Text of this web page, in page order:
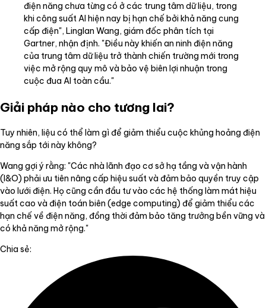
điện năng chưa từng có ở các trung tâm dữ liệu, trong
khi công suất AI hiện nay bị hạn chế bởi khả năng cung
cấp điện", Linglan Wang, giám đốc phân tích tại
Gartner, nhận định. "Điều này khiến an ninh điện năng
của trung tâm dữ liệu trở thành chiến trường mới trong
việc mở rộng quy mô và bảo vệ biên lợi nhuận trong
cuộc đua AI toàn cầu."
Giải pháp nào cho tương lai?
Tuy nhiên, liệu có thể làm gì để giảm thiểu cuộc khủng hoảng điện
năng sắp tới này không?
Wang gợi ý rằng: "Các nhà lãnh đạo cơ sở hạ tầng và vận hành
(I&O) phải ưu tiên nâng cấp hiệu suất và đảm bảo quyền truy cập
vào lưới điện. Họ cũng cần đầu tư vào các hệ thống làm mát hiệu
suất cao và điện toán biên (edge computing) để giảm thiểu các
hạn chế về điện năng, đồng thời đảm bảo tăng trưởng bền vững và
có khả năng mở rộng."
Chia sẻ: